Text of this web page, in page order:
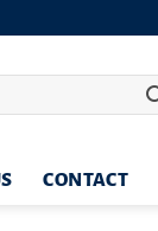
CONTACT